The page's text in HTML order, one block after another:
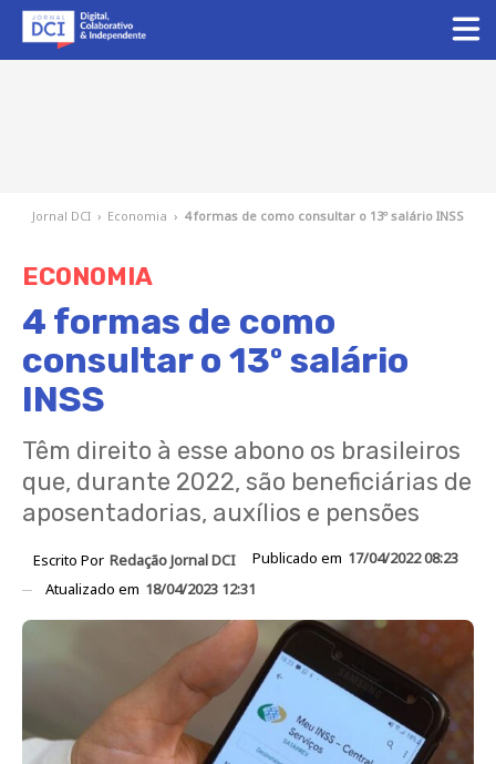
Jornal DCI › Economia › 4 formas de como consultar o 13º salário INSS
ECONOMIA
4 formas de como
consultar o 13º salário
INSS
Têm direito à esse abono os brasileiros
que, durante 2022, são beneficiárias de
aposentadorias, auxílios e pensões
Escrito Por Redação Jornal DCI Publicado em 17/04/2022 08:23
Atualizado em 18/04/2023 12:31